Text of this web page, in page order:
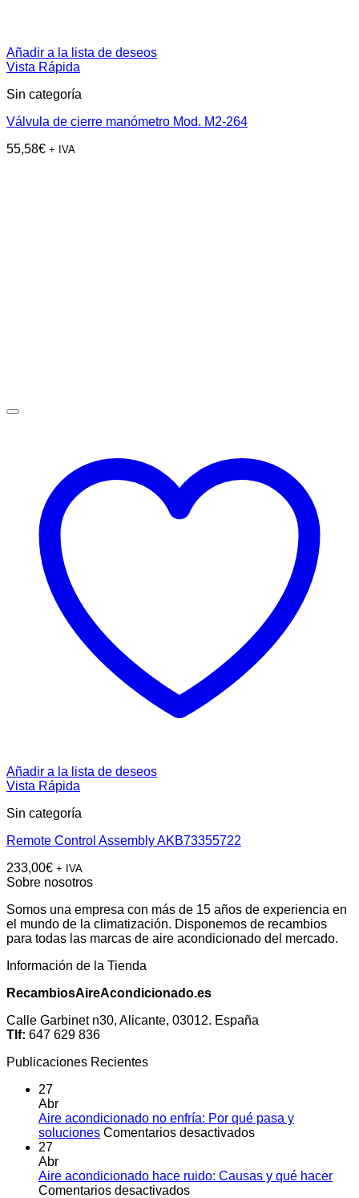
Añadir a la lista de deseos
Vista Rápida
Sin categoría
Válvula de cierre manómetro Mod. M2-264
55,58€ + IVA
Añadir a la lista de deseos
Vista Rápida
Sin categoría
Remote Control Assembly AKB73355722
233,00€ + IVA
Sobre nosotros
Somos una empresa con más de 15 años de experiencia en
el mundo de la climatización. Disponemos de recambios
para todas las marcas de aire acondicionado del mercado.
Información de la Tienda
RecambiosAireAcondicionado.es
Calle Garbinet n30, Alicante, 03012. España
Tlf: 647 629 836
Publicaciones Recientes
27
Abr
Aire acondicionado no enfría: Por qué pasa y
soluciones Comentarios desactivadosen
no
27
Abr
Aire acondicionado hace ruido: Causas y qué hacer
Comentarios desactivadosen